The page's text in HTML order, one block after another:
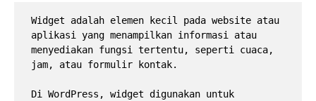
Widget adalah elemen kecil pada website atau
aplikasi yang menampilkan informasi atau
menyediakan fungsi tertentu, seperti cuaca,
jam, atau formulir kontak.
Di WordPress, widget digunakan untuk